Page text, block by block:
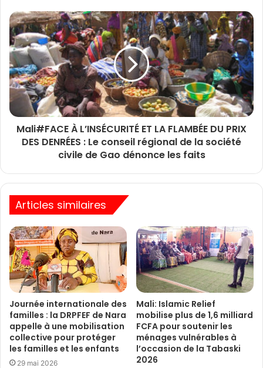
Mali#FACE À L’INSÉCURITÉ ET LA FLAMBÉE DU PRIX
DES DENRÉES : Le conseil régional de la société
civile de Gao dénonce les faits
Articles similaires
Journée internationale des
familles : la DRPFEF de Nara
appelle à une mobilisation
collective pour protéger
les familles et les enfants
29 mai 2026
Mali: Islamic Relief
mobilise plus de 1,6 milliard
FCFA pour soutenir les
ménages vulnérables à
l’occasion de la Tabaski
2026